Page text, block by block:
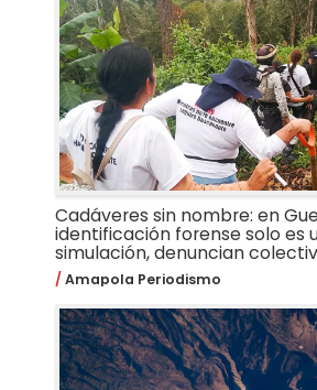
Cadáveres sin nombre: en
identificación forense solo es
simulación, denuncian
Amapola Periodismo